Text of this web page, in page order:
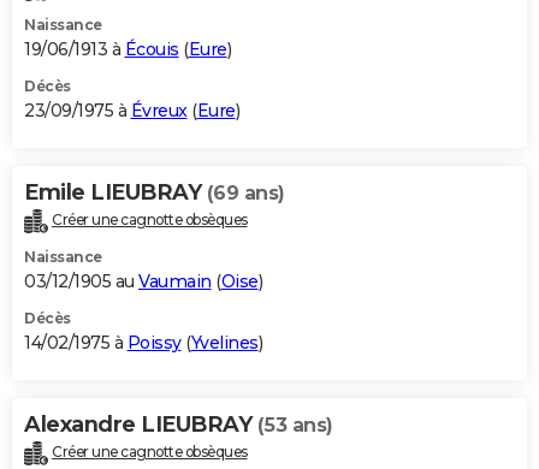
Naissance
19/06/1913 à Écouis (Eure)
Décès
23/09/1975 à Évreux(Eure)
Emile LIEUBRAY (69 ans)
Créer une cagnotte obsèques
Naissance
03/12/1905 au Vaumain (Oise)
Décès
14/02/1975 à Poissy(Yvelines)
Alexandre LIEUBRAY (53 ans)
Créer une cagnotte obsèques